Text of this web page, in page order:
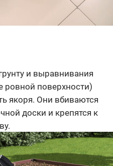
и выравнивания
ровной поверхности)
якоря. Они вбиваются
доски и крепятся к